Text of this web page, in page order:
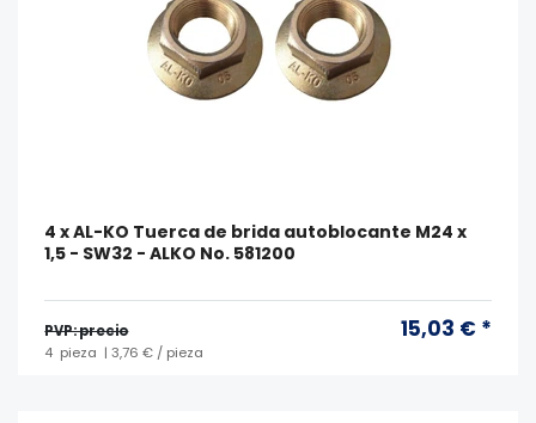
4 x AL-KO Tuerca de brida autoblocante M24 x
1,5 - SW32 - ALKO No. 581200
PVP: precio 15,03 € *
4 pieza | 3,76 € / pieza